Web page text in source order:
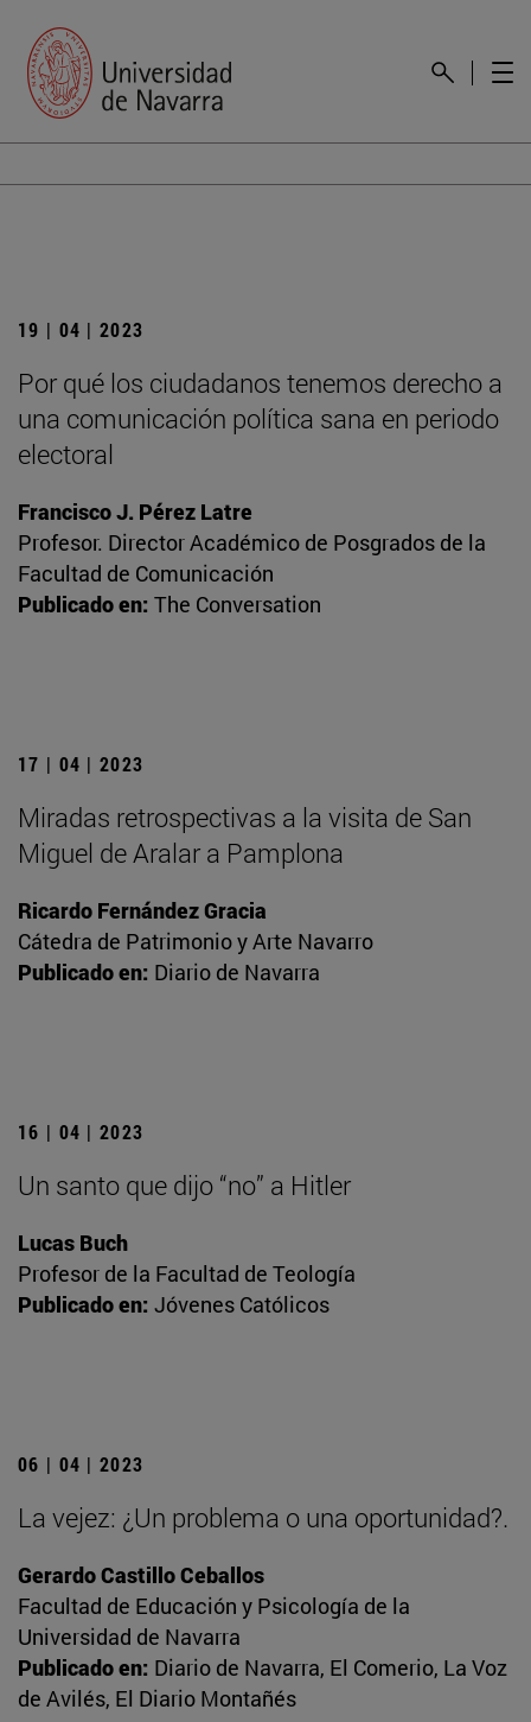
19 | 04 | 2023
Por qué los ciudadanos tenemos derecho a
una comunicación política sana en periodo
electoral
Francisco J. Pérez Latre
Profesor. Director Académico de Posgrados de la
Facultad de Comunicación
Publicado en: The Conversation
17 | 04 | 2023
Miradas retrospectivas a la visita de San
Miguel de Aralar a Pamplona
Ricardo Fernández Gracia
Cátedra de Patrimonio y Arte Navarro
Publicado en: Diario de Navarra
16 | 04 | 2023
Un santo que dijo “no” a Hitler
Lucas Buch
Profesor de la Facultad de Teología
Publicado en: Jóvenes Católicos
06 | 04 | 2023
La vejez: ¿Un problema o una oportunidad?.
Gerardo Castillo Ceballos
Facultad de Educación y Psicología de la
Universidad de Navarra
Publicado en: Diario de Navarra, El Comerio, La Voz
de Avilés, El Diario Montañés